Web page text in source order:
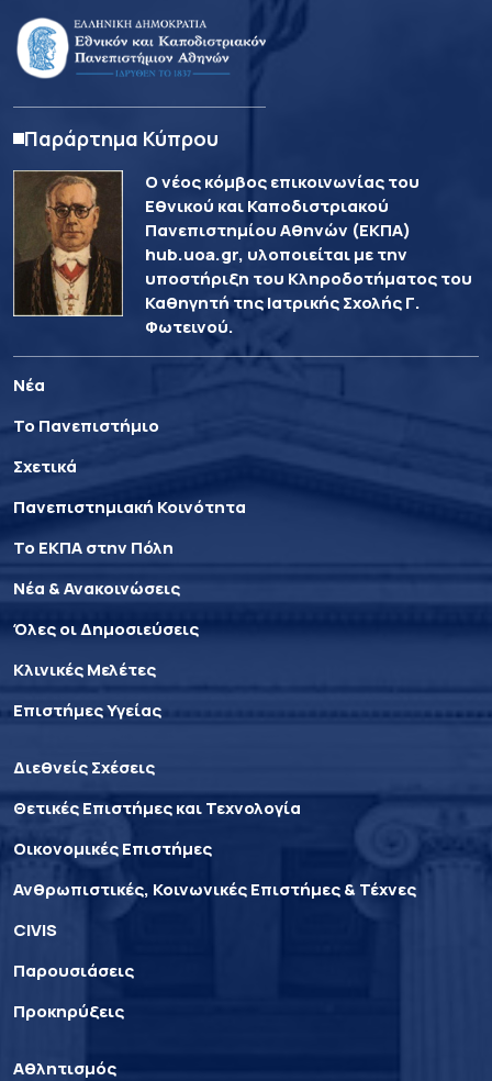
Παράρτημα Κύπρου
Ο νέος κόμβος επικοινωνίας του
Εθνικού και Καποδιστριακού
Πανεπιστημίου Αθηνών (ΕΚΠΑ)
hub.uoa.gr, υλοποιείται με την
υποστήριξη του Κληροδοτήματος του
Καθηγητή της Ιατρικής Σχολής Γ.
Φωτεινού.
Νέα
Το Πανεπιστήμιο
Σχετικά
Πανεπιστημιακή Κοινότητα
Το ΕΚΠΑ στην Πόλη
Νέα & Ανακοινώσεις
Όλες οι Δημοσιεύσεις
Κλινικές Μελέτες
Επιστήμες Υγείας
Διεθνείς Σχέσεις
Θετικές Επιστήμες και Τεχνολογία
Οικονομικές Επιστήμες
Ανθρωπιστικές, Κοινωνικές Επιστήμες & Τέχνες
CIVIS
Παρουσιάσεις
Προκηρύξεις
Αθλητισμός